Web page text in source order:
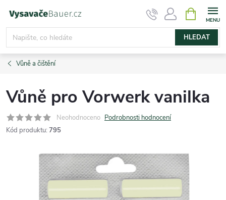
obsah
HLEDAT
NÁKUPNÍ
KOŠÍK
Vůně a čištění
Vůně pro Vorwerk vanilka
Neohodnoceno Podrobnosti hodnocení
Kód produktu: 795